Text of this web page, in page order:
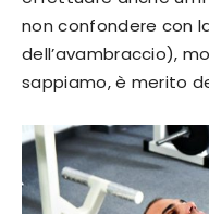
non confondere con
dell’avambraccio),
sappiamo, è merito